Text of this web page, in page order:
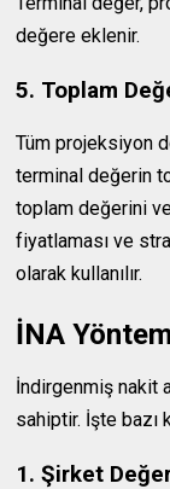
değere eklenir.
5. Toplam
Tüm projeksiyon
terminal değerin
toplam değerini
fiyatlaması ve
olarak kullanılır.
İNA
İndirgenmiş nakit
sahiptir. İşte bazı
1. Şirket